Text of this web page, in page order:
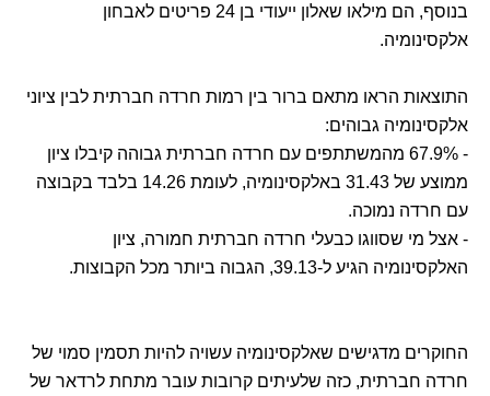
בנוסף, הם מילאו שאלון ייעודי בן 24 פריטים לאבחון
אלקסינומיה.
התוצאות הראו מתאם ברור בין רמות חרדה חברתית לבין ציוני
אלקסינומיה גבוהים:
- 67.9% מהמשתתפים עם חרדה חברתית גבוהה קיבלו ציון
ממוצע של 31.43 באלקסינומיה, לעומת 14.26 בלבד בקבוצה
עם חרדה נמוכה.
- אצל מי שסווגו כבעלי חרדה חברתית חמורה, ציון
האלקסינומיה הגיע ל-39.13, הגבוה ביותר מכל הקבוצות.
החוקרים מדגישים שאלקסינומיה עשויה להיות תסמין סמוי של
חרדה חברתית, כזה שלעיתים קרובות עובר מתחת לרדאר של